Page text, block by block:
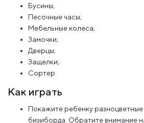
Бусины;
Песочные часы;
Мебельные колеса;
Замочки;
Дверцы;
Защелки;
Сортер
Как играть
Покажите ребенку
бизиборда. Обратите внимание